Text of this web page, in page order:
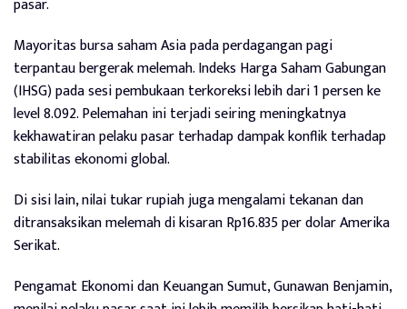
Mayoritas bursa saham Asia pada perdagangan pagi
terpantau bergerak melemah. Indeks Harga Saham Gabungan
(IHSG) pada sesi pembukaan terkoreksi lebih dari 1 persen ke
level 8.092. Pelemahan ini terjadi seiring meningkatnya
kekhawatiran pelaku pasar terhadap dampak konflik terhadap
stabilitas ekonomi global.
Di sisi lain, nilai tukar rupiah juga mengalami tekanan dan
ditransaksikan melemah di kisaran Rp16.835 per dolar Amerika
Serikat.
Pengamat Ekonomi dan Keuangan Sumut, Gunawan Benjamin,